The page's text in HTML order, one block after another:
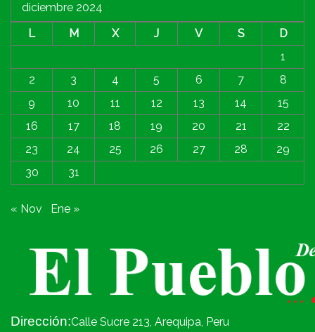
diciembre 2024
L
M X J V S
D
1
2
3 4 5 6 7
8
9
10 11 12 13 14
15
16
17 18 19 20 21
22
23
24 25 26 27 28
29
30
31
« Nov Ene »
Dirección:Calle Sucre 213, Arequipa, Peru